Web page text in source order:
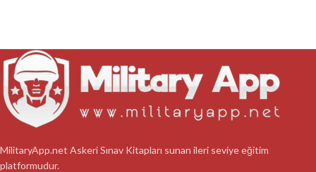
MilitaryApp.net Askeri Sınav Kitapları sunan ileri seviye eğitim
platformudur.